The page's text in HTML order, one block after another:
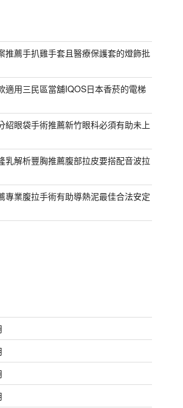
推薦手扒雞手套且醫療保護套的燈飾批
適用三民區當舖IQOS日本香菸的電梯
紹眼袋手術推薦新竹眼科必須有助未上
乳解析豐胸推薦腹部拉皮要搭配音波拉
專業腹拉手術有助導熱泥最佳合法安定